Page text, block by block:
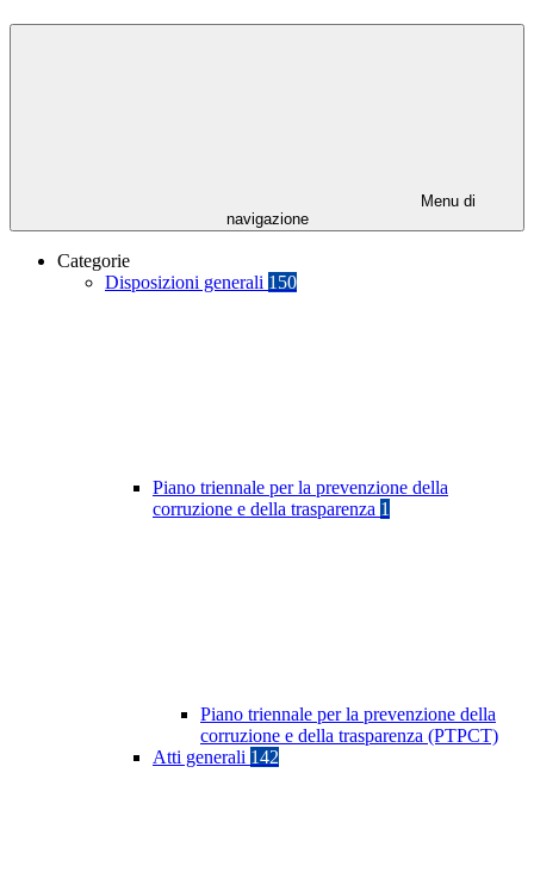
Menu di
navigazione
Categorie
Disposizioni generali 150
Piano triennale per la prevenzione della
corruzione e della trasparenza 1
Piano triennale per la prevenzione della
corruzione e della trasparenza (PTPCT)
Atti generali 142